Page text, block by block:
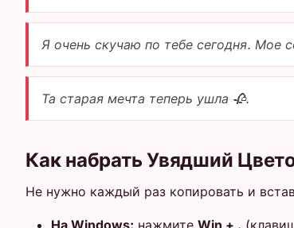
Я очень скучаю по тебе сегодня. Мое
Та старая мечта теперь ушла 🥀.
Как набрать Увядший
Не нужно каждый раз копировать и
На Windows: нажмите Win + .